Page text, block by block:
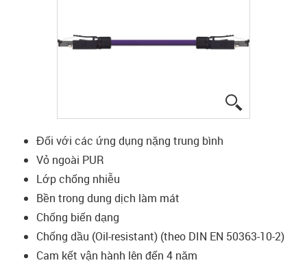
Đối với các ứng dụng nặng trung bình
Vỏ ngoài PUR
Lớp chống nhiễu
Bền trong dung dịch làm mát
Chống biến dạng
Chống dầu (Oil-resistant) (theo DIN EN 50363-10-2)
Cam kết vận hành lên đến 4 năm